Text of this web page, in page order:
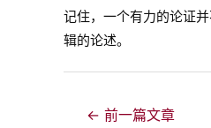
记住，一个有力的论证
辑的论述。
← 前一篇文章